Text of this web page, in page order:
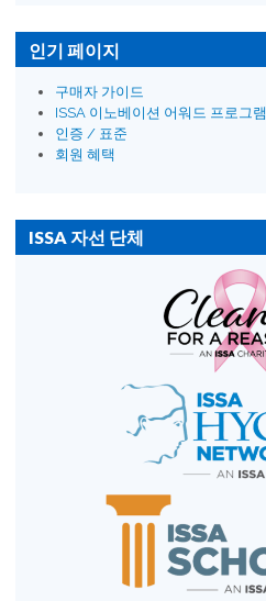
인기 페이지
구매자 가이드
ISSA 이노베이션 어워드 프로그램
인증 / 표준
회원 혜택
ISSA 자선 단체